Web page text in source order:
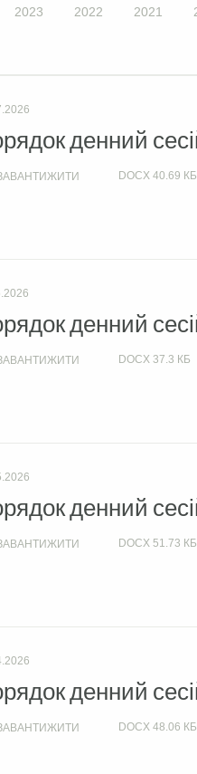
2023 2022 2021
денний
DOCX 40.69 КБ
денний
DOCX 37.3 КБ
денний
DOCX 51.73 КБ
денний
DOCX 48.06 КБ